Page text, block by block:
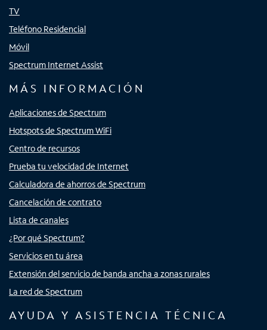
TV
Teléfono Residencial
Móvil
Spectrum Internet Assist
MÁS INFORMACIÓN
Aplicaciones de Spectrum
Hotspots de Spectrum WiFi
Centro de recursos
Prueba tu velocidad de Internet
Calculadora de ahorros de Spectrum
Cancelación de contrato
Lista de canales
¿Por qué Spectrum?
Servicios en tu área
Extensión del servicio de banda ancha a zonas rurales
La red de Spectrum
AYUDA Y ASISTENCIA TÉCNICA